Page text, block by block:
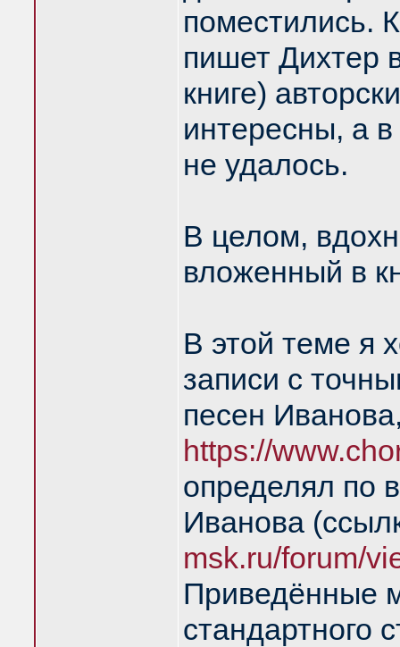
поместились.
пишет Дихтер
книге)
интересны, а
не удалось.
В целом,
вложенный в
В этой теме я
записи с
песен
https://
определял по
Иванова
msk.ru/forum/
Приведённые
стандартного